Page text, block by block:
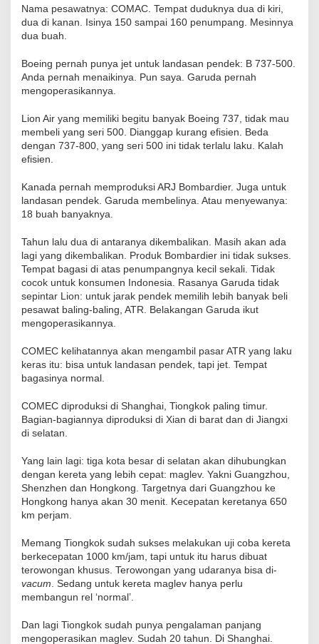
Nama pesawatnya: COMAC. Tempat duduknya dua di kiri,
dua di kanan. Isinya 150 sampai 160 penumpang. Mesinnya
dua buah.
Boeing pernah punya jet untuk landasan pendek: B 737-500.
Anda pernah menaikinya. Pun saya. Garuda pernah
mengoperasikannya.
Lion Air yang memiliki begitu banyak Boeing 737, tidak mau
membeli yang seri 500. Dianggap kurang efisien. Beda
dengan 737-800, yang seri 500 ini tidak terlalu laku. Kalah
efisien.
Kanada pernah memproduksi ARJ Bombardier. Juga untuk
landasan pendek. Garuda membelinya. Atau menyewanya:
18 buah banyaknya.
Tahun lalu dua di antaranya dikembalikan. Masih akan ada
lagi yang dikembalikan. Produk Bombardier ini tidak sukses.
Tempat bagasi di atas penumpangnya kecil sekali. Tidak
cocok untuk konsumen Indonesia. Rasanya Garuda tidak
sepintar Lion: untuk jarak pendek memilih lebih banyak beli
pesawat baling-baling, ATR. Belakangan Garuda ikut
mengoperasikannya.
COMEC kelihatannya akan mengambil pasar ATR yang laku
keras itu: bisa untuk landasan pendek, tapi jet. Tempat
bagasinya normal.
COMEC diproduksi di Shanghai, Tiongkok paling timur.
Bagian-bagiannya diproduksi di Xian di barat dan di Jiangxi
di selatan.
Yang lain lagi: tiga kota besar di selatan akan dihubungkan
dengan kereta yang lebih cepat: maglev. Yakni Guangzhou,
Shenzhen dan Hongkong. Targetnya dari Guangzhou ke
Hongkong hanya akan 30 menit. Kecepatan keretanya 650
km perjam.
Memang Tiongkok sudah sukses melakukan uji coba kereta
berkecepatan 1000 km/jam, tapi untuk itu harus dibuat
terowongan khusus. Terowongan yang udaranya bisa di-
vacum. Sedang untuk kereta maglev hanya perlu
membangun rel ‘normal’.
Dan lagi Tiongkok sudah punya pengalaman panjang
mengoperasikan maglev. Sudah 20 tahun. Di Shanghai.